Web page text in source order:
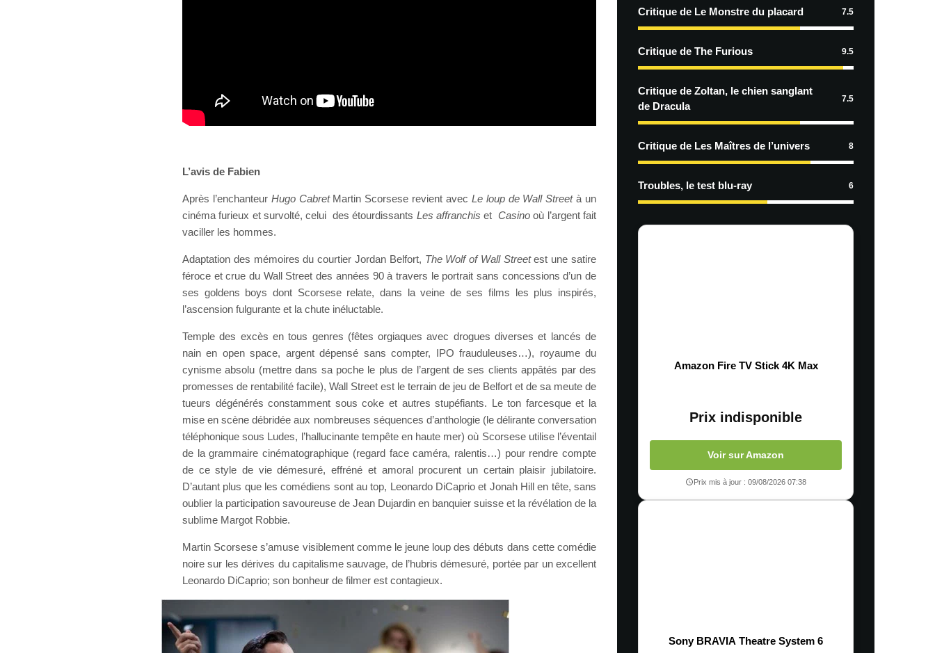
L’avis de Fabien
Après l’enchanteur Hugo CabretMartin Scorsese revient avec Le loup de Wall Streetà un
cinéma furieux et survolté, celui des étourdissants Les affranchiset Casino où l’argent fait
vaciller les hommes.
Adaptation des mémoires du courtier Jordan Belfort, The Wolf of Wall Streetest une satire
féroce et crue du Wall Street des années 90 à travers le portrait sans concessions d’un de
ses goldens boys dont Scorsese relate, dans la veine de ses films les plus inspirés,
l’ascension fulgurante et la chute inéluctable.
Temple des excès en tous genres (fêtes orgiaques avec drogues diverses et lancés de
nain en open space, argent dépensé sans compter, IPO frauduleuses…), royaume du
cynisme absolu (mettre dans sa poche le plus de l’argent de ses clients appâtés par des
promesses de rentabilité facile), Wall Street est le terrain de jeu de Belfort et de sa meute de
tueurs dégénérés constamment sous coke et autres stupéfiants. Le ton farcesque et la
mise en scène débridée aux nombreuses séquences d’anthologie (le délirante conversation
téléphonique sous Ludes, l’hallucinante tempête en haute mer) où Scorsese utilise l’éventail
de la grammaire cinématographique (regard face caméra, ralentis…) pour rendre compte
de ce style de vie démesuré, effréné et amoral procurent un certain plaisir jubilatoire.
D’autant plus que les comédiens sont au top, Leonardo DiCaprio et Jonah Hill en tête, sans
oublier la participation savoureuse de Jean Dujardin en banquier suisse et la révélation de la
sublime Margot Robbie.
Martin Scorsese s’amuse visiblement comme le jeune loup des débuts dans cette comédie
noire sur les dérives du capitalisme sauvage, de l’hubris démesuré, portée par un excellent
Leonardo DiCaprio; son bonheur de filmer est contagieux.
Critique de Le Monstre du placard 7.5
Critique de The Furious 9.5
Critique de Zoltan, le chien sanglant
de Dracula
7.5
Critique de Les Maîtres de l’univers 8
Troubles, le test blu-ray 6
Amazon Fire TV Stick 4K Max
Prix indisponible
Voir sur Amazon
Prix mis à jour : 09/08/2026 07:38
Sony BRAVIA Theatre System 6